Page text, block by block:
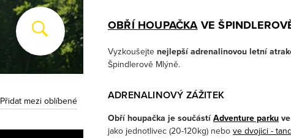
OBŘÍ HOUPAČKAVE
Vyzkoušejte nejlepší adrenalinovou letní
Špindlerově Mlýně.
ADRENALINOVÝ ZÁŽITEK
Obří houpačka je součástíAdventure parku
jako jednotlivec (20-120kg) nebo ve dvojici -
Přidat mezi oblíbené